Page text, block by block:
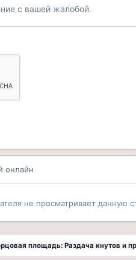
с вашей жалобой.
онлайн
не просматривает данную
площадь: Раздача кнутов и